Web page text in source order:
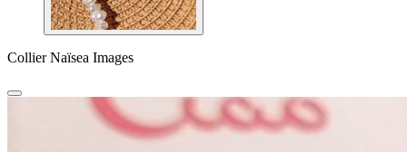
Collier Naïsea Images